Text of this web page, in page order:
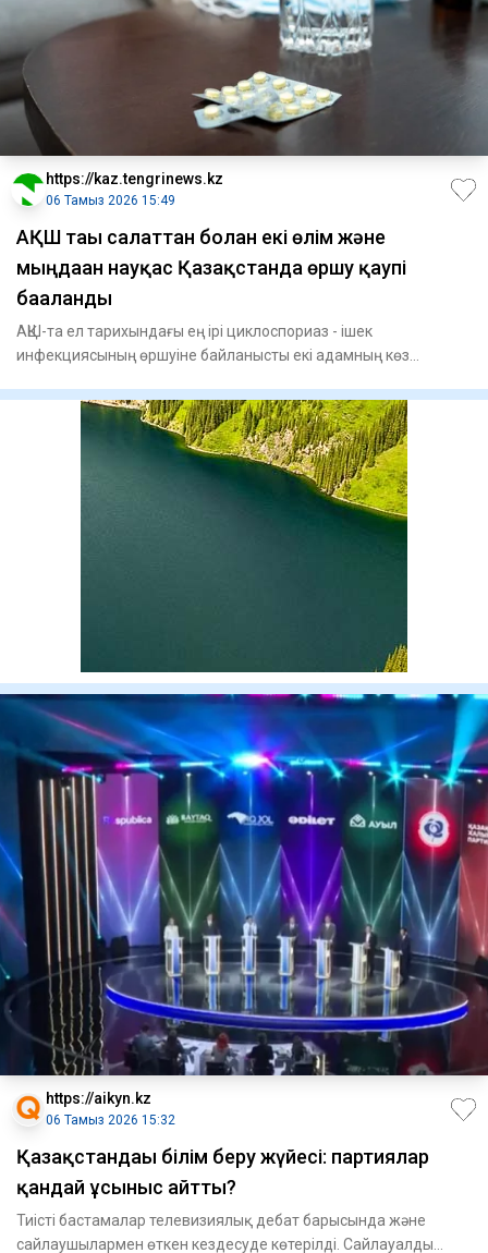
https://kaz.tengrinews.kz
06 Тамыз 2026 15:49
АҚШ тағы салаттан болған екі өлім және
мыңдаған науқас Қазақстанда өршу қаупі
бағаланды
АҚШ-та ел тарихындағы ең ірі циклоспориаз - ішек
инфекциясының өршуіне байланысты екі адамның көз
https://aikyn.kz
06 Тамыз 2026 15:32
Қазақстандағы білім беру жүйесі: партиялар
қандай ұсыныс айтты?
Тиісті бастамалар телевизиялық дебат барысында және
сайлаушылармен өткен кездесуде көтерілді. Сайлауалды